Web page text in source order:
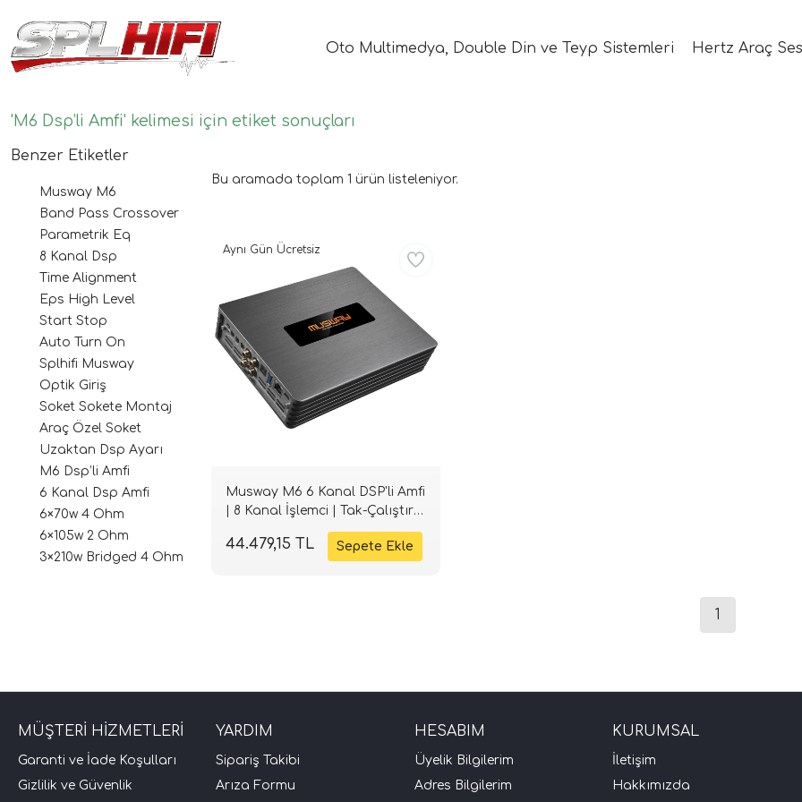
Oto Multimedya, Double Din ve Teyp Sistemleri Hertz Araç
'M6 Dsp’li Amfi' kelimesi için etiket sonuçları
Benzer Etiketler
Musway M6
Band Pass Crossover
Parametrik Eq
8 Kanal Dsp
Time Alignment
Eps High Level
Start Stop
Auto Turn On
Splhifi Musway
Optik Giriş
Soket Sokete Montaj
Araç Özel Soket
Uzaktan Dsp Ayarı
M6 Dsp’li Amfi
6 Kanal Dsp Amfi
6×70w 4 Ohm
6×105w 2 Ohm
3×210w Bridged 4 Ohm
Bu aramada toplam 1 ürün listeleniyor.
Musway M6 6 Kanal DSP'li Amfi
| 8 Kanal İşlemci | Tak-Çalıştır |
44.479,15 TL
Aynı Gün Ücretsiz
1
MÜŞTERİ HİZMETLERİ
Garanti ve İade Koşulları
Gizlilik ve Güvenlik
YARDIM
Sipariş Takibi
Arıza Formu
HESABIM
Üyelik Bilgilerim
Adres Bilgilerim
KURUMSAL
İletişim
Hakkımızda